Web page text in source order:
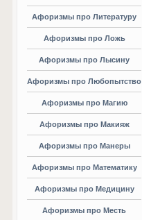
Афоризмы про Литературу
Афоризмы про Ложь
Афоризмы про Лысину
Афоризмы про Любопытство
Афоризмы про Магию
Афоризмы про Макияж
Афоризмы про Манеры
Афоризмы про Математику
Афоризмы про Медицину
Афоризмы про Месть